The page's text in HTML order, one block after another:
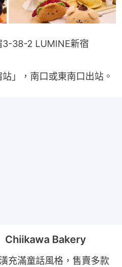
3-38-2 LUMINE新宿
」，南口或東南口出站。
Chiikawa Bakery
充滿童話風格，售賣多款